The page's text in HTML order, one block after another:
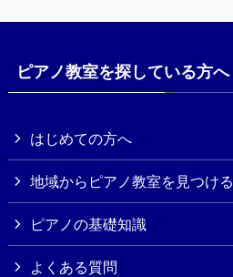
ピアノ教室を探している方へ
はじめての方へ
地域からピアノ教室を見つける
ピアノの基礎知識
よくある質問